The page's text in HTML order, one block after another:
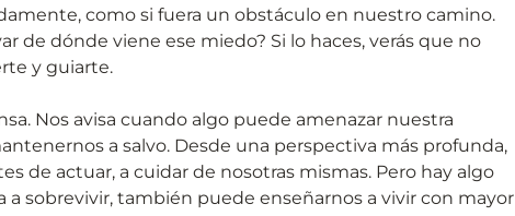
como si fuera un obstáculo en nuestro camino.
de dónde viene ese miedo? Si lo haces, verás que no
y guiarte.
Nos avisa cuando algo puede amenazar nuestra
a salvo. Desde una perspectiva más profunda,
de actuar, a cuidar de nosotras mismas. Pero hay algo
sobrevivir, también puede enseñarnos a vivir con mayor